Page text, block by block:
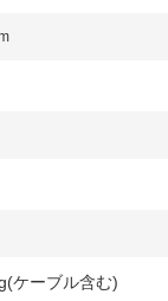
ケーブル含む)